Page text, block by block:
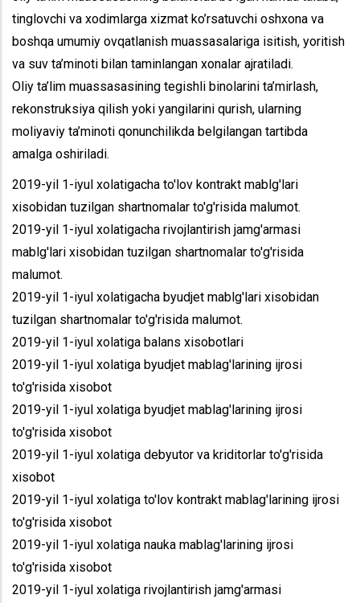
tinglovchi va xodimlarga xizmat ko’rsatuvchi oshxona va
boshqa umumiy ovqatlanish muassasalariga isitish, yoritish
va suv ta’minoti bilan taminlangan xonalar ajratiladi.
Oliy ta’lim muassasasining tegishli binolarini ta’mirlash,
rekonstruksiya qilish yoki yangilarini qurish, ularning
moliyaviy ta’minoti qonunchilikda belgilangan tartibda
amalga oshiriladi.
2019-yil 1-iyul xolatigacha to'lov kontrakt mablg'lari
xisobidan tuzilgan shartnomalar to'g'risida malumot.
2019-yil 1-iyul xolatigacha rivojlantirish jamg'armasi
mablg'lari xisobidan tuzilgan shartnomalar to'g'risida
malumot.
2019-yil 1-iyul xolatigacha byudjet mablg'lari xisobidan
tuzilgan shartnomalar to'g'risida malumot.
2019-yil 1-iyul xolatiga balans xisobotlari
2019-yil 1-iyul xolatiga byudjet mablag'larining ijrosi
to'g'risida xisobot
2019-yil 1-iyul xolatiga byudjet mablag'larining ijrosi
to'g'risida xisobot
2019-yil 1-iyul xolatiga debyutor va kriditorlar to'g'risida
xisobot
2019-yil 1-iyul xolatiga to'lov kontrakt mablag'larining ijrosi
to'g'risida xisobot
2019-yil 1-iyul xolatiga nauka mablag'larining ijrosi
to'g'risida xisobot
2019-yil 1-iyul xolatiga rivojlantirish jamg'armasi